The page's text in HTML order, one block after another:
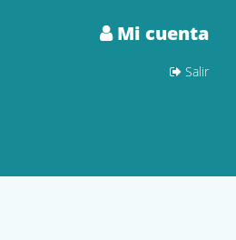
Mi cuenta
Salir